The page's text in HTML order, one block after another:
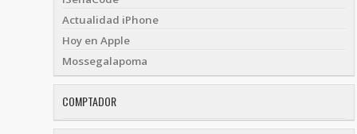
Actualidad iPhone
Hoy en Apple
Mossegalapoma
COMPTADOR